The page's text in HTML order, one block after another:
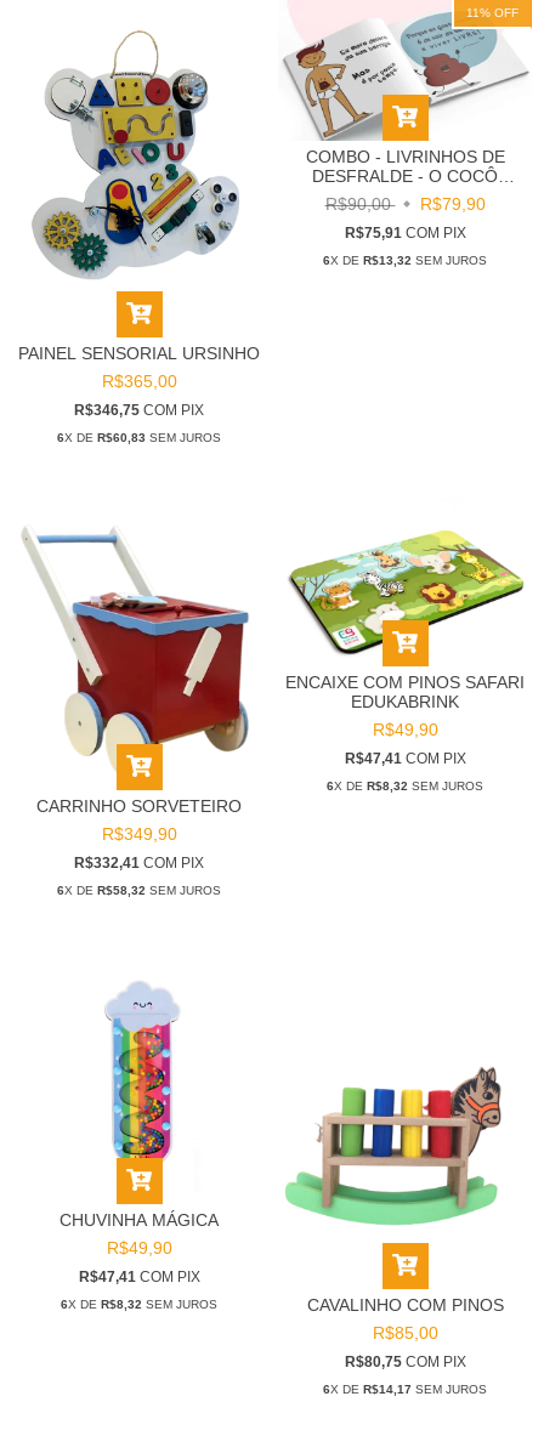
PAINEL SENSORIAL URSINHO
R$365,00
R$346,75 COM PIX
6X DE R$60,83 SEM JUROS
11% OFF
COMBO - LIVRINHOS DE
DESFRALDE - O COCÔ
AMIGO + TCHAU FRALDAS
R$90,00 R$79,90
R$75,91 COM PIX
6X DE R$13,32 SEM JUROS
CARRINHO SORVETEIRO
R$349,90
R$332,41 COM PIX
6X DE R$58,32 SEM JUROS
ENCAIXE COM PINOS SAFARI
EDUKABRINK
R$49,90
R$47,41 COM PIX
6X DE R$8,32 SEM JUROS
CHUVINHA MÁGICA
R$49,90
R$47,41 COM PIX
6X DE R$8,32 SEM JUROS
CAVALINHO COM PINOS
R$85,00
R$80,75 COM PIX
6X DE R$14,17 SEM JUROS